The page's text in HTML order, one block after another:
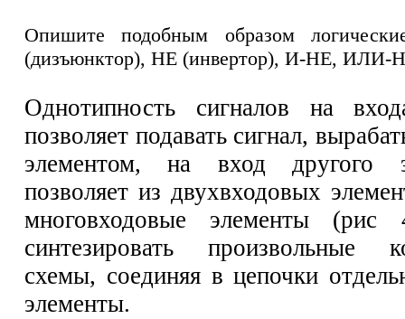
Опишите подобным образом
(дизъюнктор), НЕ (инвертор), И-НЕ, ИЛИ-
Однотипность сигналов на
позволяет подавать сигнал,
элементом, на вход другого
позволяет из двухвходовых
многовходовые элементы
синтезировать произвольные
схемы, соединяя в цепочки
элементы.